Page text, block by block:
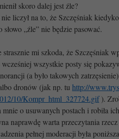
skoro dalej jest źle?
liczył na to, że Szczęśniak
słowo „źle” nie będzie pasować.
mi szkoda, że Szczęśniak
wszystkie posty się
(a było takowych
dronów (jak np. tu http://
10/Kompr_html_327724.gif).
mnie o usuwanych postach i robiła
naprawdę warta przeczytania
pełnej moderacji była